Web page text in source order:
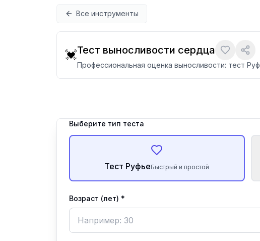
Все инструменты
💓Тест выносливости сердца
Профессиональная оценка выносливости: тест
Выберите тип теста
Тест РуфьеБыстрый и простой
Возраст (лет) *